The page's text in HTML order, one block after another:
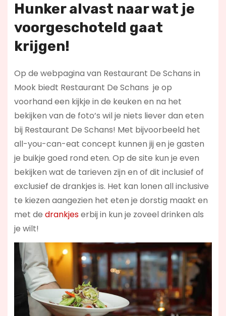
Hunker alvast naar wat je
voorgeschoteld gaat
krijgen!
Op de webpagina van Restaurant De Schans in
Mook biedt Restaurant De Schans je op
voorhand een kijkje in de keuken en na het
bekijken van de foto’s wil je niets liever dan eten
bij Restaurant De Schans! Met bijvoorbeeld het
all-you-can-eat concept kunnen jij en je gasten
je buikje goed rond eten. Op de site kun je even
bekijken wat de tarieven zijn en of dit inclusief of
exclusief de drankjes is. Het kan lonen all inclusive
te kiezen aangezien het eten je dorstig maakt en
met de drankjeserbij in kun je zoveel drinken als
je wilt!